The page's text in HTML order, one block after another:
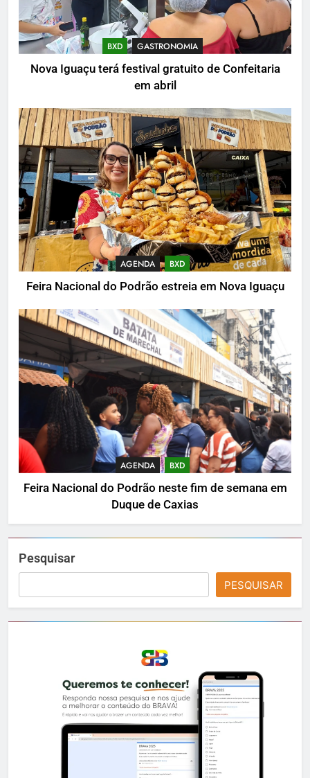
BXD GASTRONOMIA
Nova Iguaçu terá festival gratuito de Confeitaria
em abril
AGENDA BXD
Feira Nacional do Podrão estreia em Nova Iguaçu
AGENDA BXD
Feira Nacional do Podrão neste fim de semana em
Duque de Caxias
Pesquisar
PESQUISAR